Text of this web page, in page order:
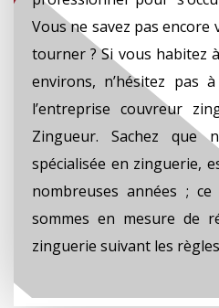
Vous ne savez pas encore
tourner ? Si vous habitez
environs, n’hésitez pas
l’entreprise couvreur
Zingueur. Sachez que
spécialisée en zinguerie,
nombreuses années ;
sommes en mesure de
zinguerie suivant les règles